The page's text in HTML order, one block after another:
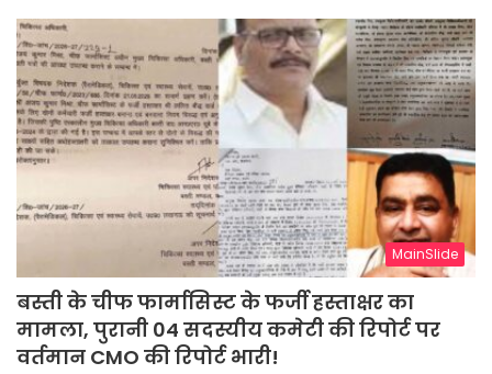
MainSlide
बस्ती के चीफ फार्मासिस्ट के फर्जी हस्ताक्षर का
मामला, पुरानी 04 सदस्यीय कमेटी की रिपोर्ट पर
वर्तमान CMO की रिपोर्ट भारी!